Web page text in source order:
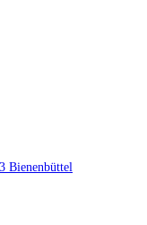
Bienenbüttel